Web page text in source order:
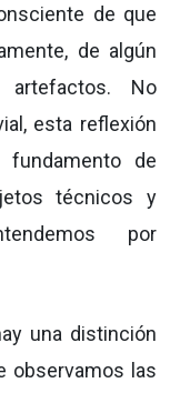
de que
de algún
No
esta reflexión
de
técnicos y
por
una distinción
observamos las